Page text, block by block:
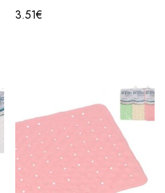
3.51€